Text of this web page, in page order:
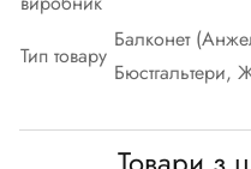
Тип товару
Балконет
Бюстгальтери,